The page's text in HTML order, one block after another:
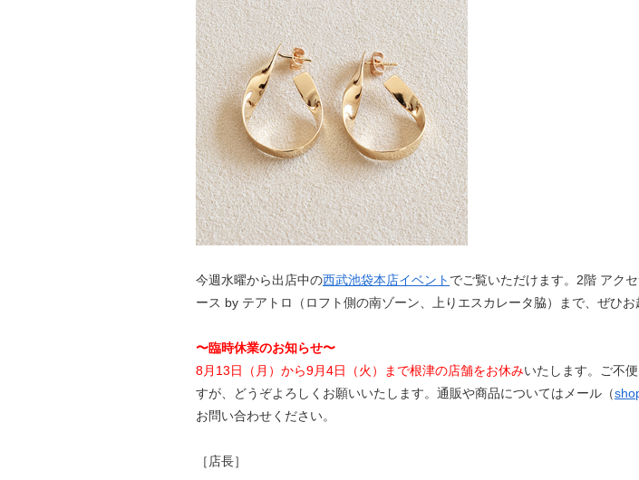
今週水曜から出店中の西武池袋本店イベント でご覧いただけます。2階 アク
ース by テアトロ（ロフト側の南ゾーン、上りエスカレータ脇）まで、ぜひお
〜臨時休業のお知らせ〜
8月13日（月）から9月4日（火）まで根津の店舗をお休みいたします。ご不
すが、どうぞよろしくお願いいたします。通販や商品についてはメール（
お問い合わせください。
［店長］